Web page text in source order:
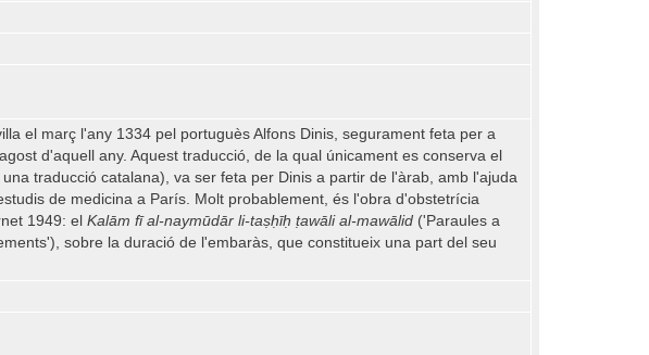
el març l'any 1334 pel portuguès Alfons Dinis, segurament feta per a
d'aquell any. Aquest traducció, de la qual únicament es conserva el
traducció catalana), va ser feta per Dinis a partir de l'àrab, amb l'ajuda
de medicina a París. Molt probablement, és l'obra d'obstetrícia
1949: el Kalām fī al-naymūdār li-taṣḥīḥ ṭawāli al-mawālid ('Paraules a
sobre la duració de l'embaràs, que constitueix una part del seu